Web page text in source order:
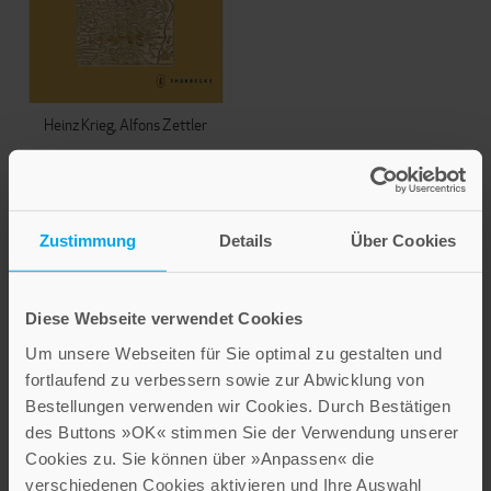
Zustimmung Details Über Cookies
Diese Webseite verwendet Cookies
Um unsere Webseiten für Sie optimal zu gestalten und
fortlaufend zu verbessern sowie zur Abwicklung von
Bestellungen verwenden wir Cookies. Durch Bestätigen
des Buttons »OK« stimmen Sie der Verwendung unserer
Cookies zu. Sie können über »Anpassen« die
verschiedenen Cookies aktivieren und Ihre Auswahl
Heinz Krieg Alfons Zettler
zu seinem 60. Geburtstag
Seite
Seite
lesen